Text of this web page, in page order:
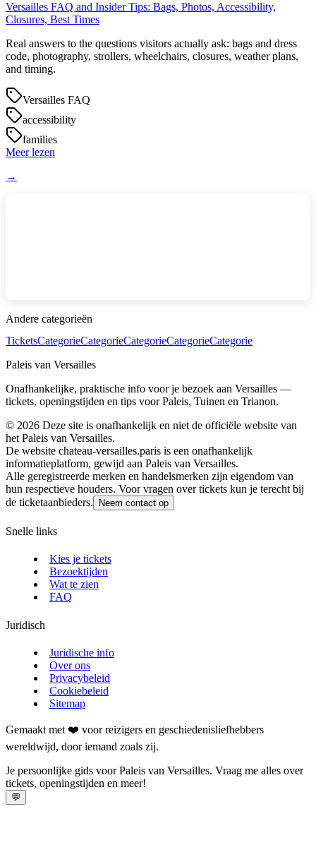
Versailles FAQ and Insider Tips: Bags, Photos, Accessibility,
Closures, Best Times
Real answers to the questions visitors actually ask: bags and dress
code, photography, strollers, wheelchairs, closures, weather plans,
and timing.
Versailles FAQ
accessibility
families
Meer lezen
→
Andere categorieën
TicketsCategorieCategorieCategorieCategorieCategorie
Paleis van Versailles
Onafhankelijke, praktische info voor je bezoek aan Versailles —
tickets, openingstijden en tips voor Paleis, Tuinen en Trianon.
© 2026 Deze site is onafhankelijk en niet de officiële website van
het Paleis van Versailles.
De website chateau-versailles.paris is een onafhankelijk
informatieplatform, gewijd aan Paleis van Versailles.
Alle geregistreerde merken en handelsmerken zijn eigendom van
hun respectieve houders. Voor vragen over tickets kun je terecht bij
de ticketaanbieders.
Neem contact op
Snelle links
Kies je tickets
Bezoektijden
Wat te zien
FAQ
Juridisch
Juridische info
Over ons
Privacybeleid
Cookiebeleid
Sitemap
Gemaakt met ❤️ voor reizigers en geschiedenisliefhebbers
wereldwijd, door iemand zoals zij.
Je persoonlijke gids voor Paleis van Versailles. Vraag me alles over
tickets, openingstijden en meer!
💬